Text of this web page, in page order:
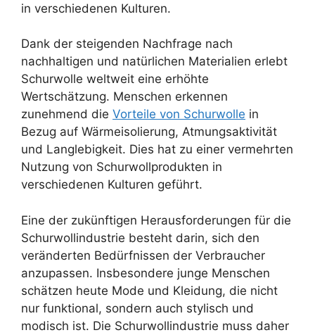
in verschiedenen Kulturen.
Dank der steigenden Nachfrage nach
nachhaltigen und natürlichen Materialien erlebt
Schurwolle weltweit eine erhöhte
Wertschätzung. Menschen erkennen
zunehmend die Vorteile von Schurwolle in
Bezug auf Wärmeisolierung, Atmungsaktivität
und Langlebigkeit. Dies hat zu einer vermehrten
Nutzung von Schurwollprodukten in
verschiedenen Kulturen geführt.
Eine der zukünftigen Herausforderungen für die
Schurwollindustrie besteht darin, sich den
veränderten Bedürfnissen der Verbraucher
anzupassen. Insbesondere junge Menschen
schätzen heute Mode und Kleidung, die nicht
nur funktional, sondern auch stylisch und
modisch ist. Die Schurwollindustrie muss daher